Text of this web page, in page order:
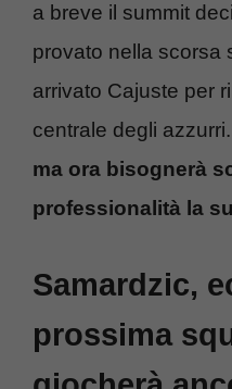
a breve il summit
provato nella scorsa
arrivato Cajuste per
centrale degli azzurri.
ma ora bisognerà
professionalità la
Samardzic,
prossima